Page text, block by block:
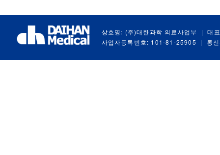
상호명: (주)대한과학 의료사업부 |
대
사업자등록번호: 101-81-25905
| 통